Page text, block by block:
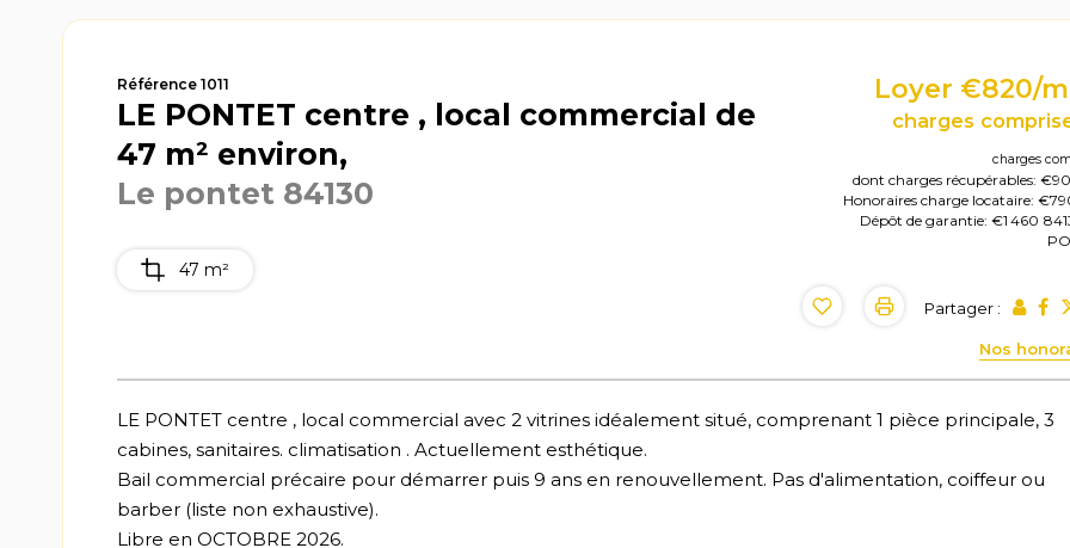
Référence 1011
LE PONTET centre , local commercial de
47 m² environ,
Le pontet 84130
47 m²
Loyer €820/
charges
charges
dont charges récupérables:
Honoraires charge locataire:
Dépôt de garantie: €1 460
Partager :
Nos
LE PONTET centre , local commercial avec 2 vitrines idéalement situé, comprenant 1 pièce principale, 3
cabines, sanitaires. climatisation . Actuellement esthétique.
Bail commercial précaire pour démarrer puis 9 ans en renouvellement. Pas d'alimentation, coiffeur ou
barber (liste non exhaustive).
Libre en OCTOBRE 2026.